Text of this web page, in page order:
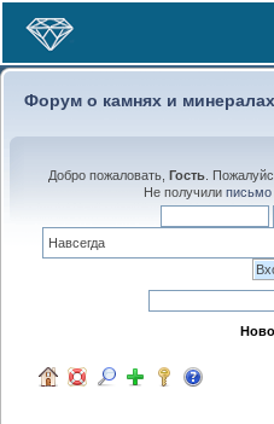
Форум о камнях и минералах
Добро пожаловать, Гость.
Не получили письмо